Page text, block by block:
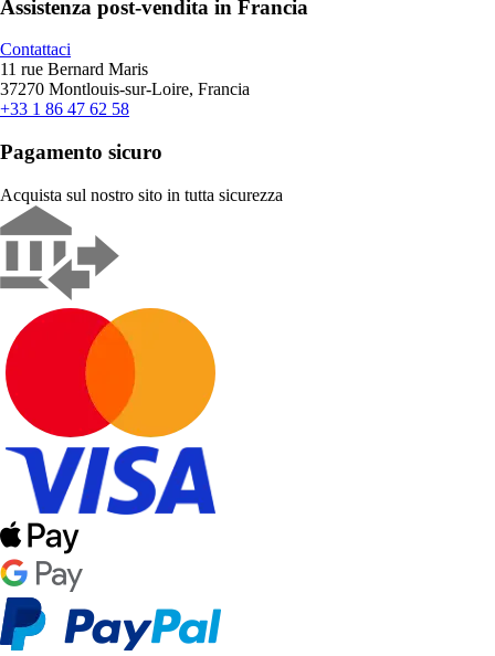
Assistenza post-vendita in Francia
Contattaci
11 rue Bernard Maris
37270 Montlouis-sur-Loire, Francia
+33 1 86 47 62 58
Pagamento sicuro
Acquista sul nostro sito in tutta sicurezza